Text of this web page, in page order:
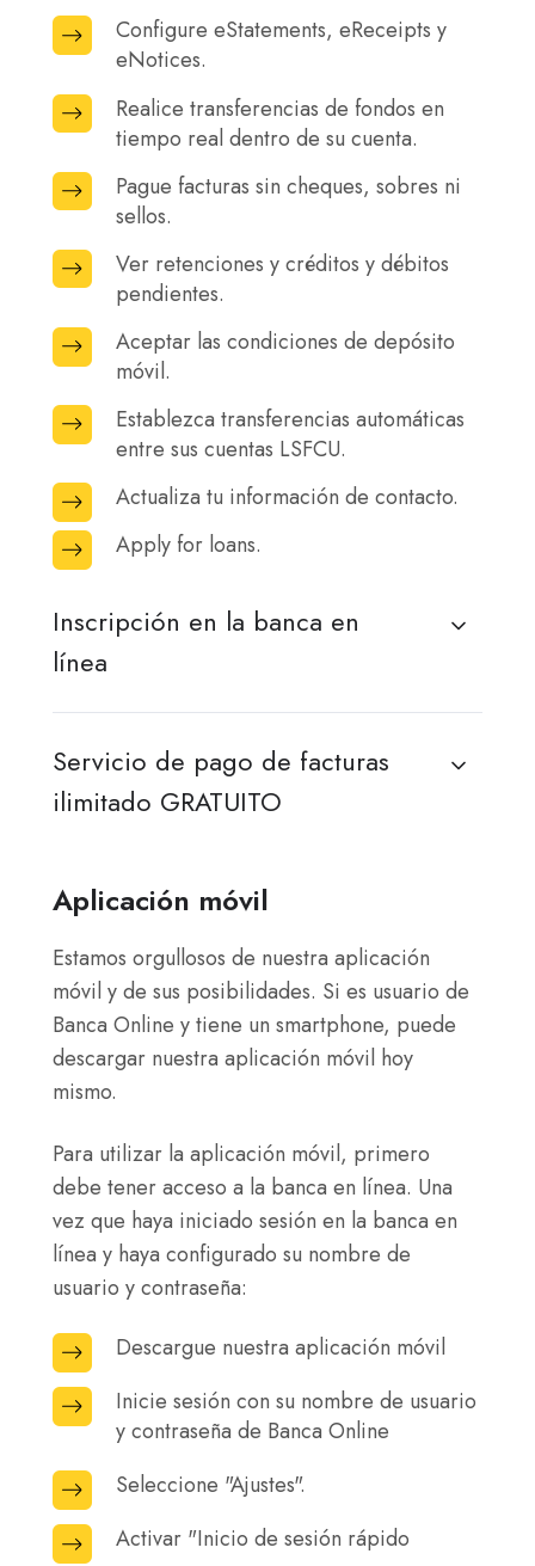
pagado.
cuenta.
la
asignación
de
pagos
a
capital
intereses,
crédito
disponible,
las
fechas
vencimiento
de
los
próximos
pagos,
los
importes
amortización
y
fiscal.
Configure eStatements, eReceipts y
eNotices.
Configure
eStatements,
eReceipts
y
eNotices.
Realice transferencias de fondos en
tiempo real dentro de su cuenta.
Realice
transferencias
de
fondos
en
tiempo
dentro
su
cuenta.
Pague facturas sin cheques, sobres ni
sellos.
Pague
facturas
sin
cheques,
sobres
ni
Ver retenciones y créditos y débitos
pendientes.
Ver
retenciones
y
créditos
y
débitos
pendientes.
Aceptar las condiciones de depósito
móvil.
Aceptar
las
condiciones
de
depósito
móvil.
Establezca transferencias automáticas
entre sus cuentas LSFCU.
Establezca
transferencias
automáticas
entre
sus
LSFCU.
Actualiza tu información de contacto.
Actualiza
tu
información
contacto.
Apply for loans.
Apply
for
loans.
Inscripción en la banca en
línea
Servicio de pago de facturas
ilimitado GRATUITO
Aplicación móvil
Estamos orgullosos de nuestra aplicación
móvil y de sus posibilidades. Si es usuario de
Banca Online y tiene un smartphone, puede
descargar nuestra aplicación móvil hoy
mismo.
Para utilizar la aplicación móvil, primero
debe tener acceso a la banca en línea. Una
vez que haya iniciado sesión en la banca en
línea y haya configurado su nombre de
usuario y contraseña:
Descargue nuestra aplicación móvil
Descargue
nuestra
aplicaciónInicie sesión con su nombre de usuario
y contraseña de Banca Online
Inicie
con
su
nombre
Seleccione "Ajustes".
Seleccione
"Ajustes".
Activar "Inicio de sesión rápido
Activar